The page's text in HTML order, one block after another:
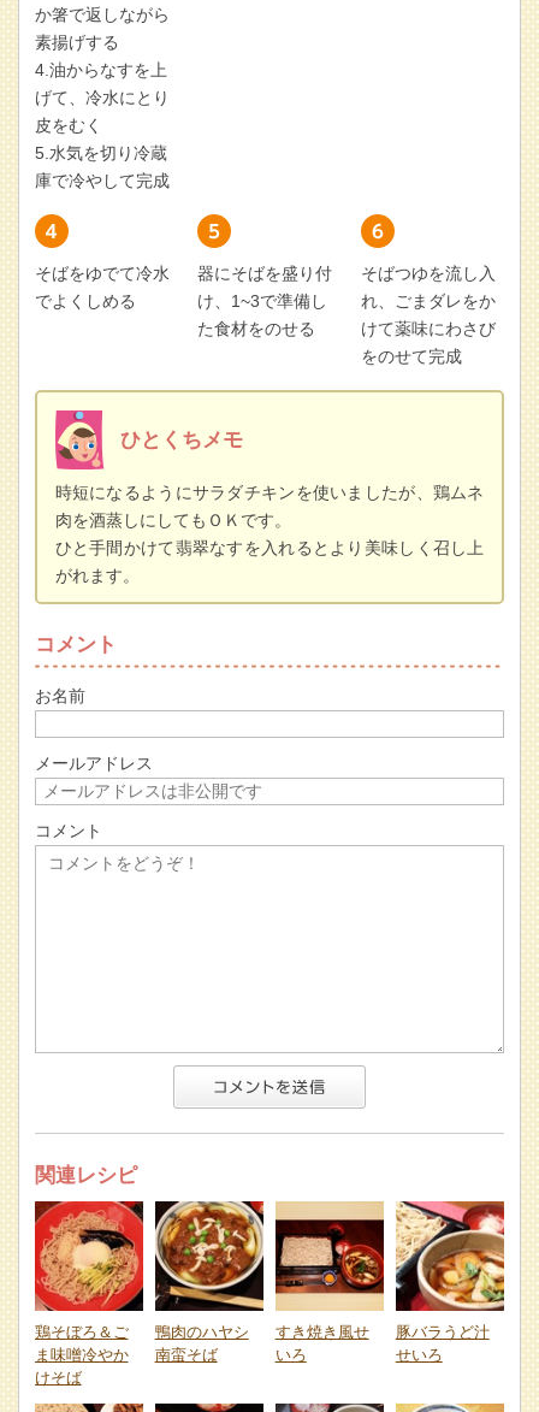
か箸で返しながら
素揚げする
4.油からなすを上
げて、冷水にとり
皮をむく
5.水気を切り冷蔵
庫で冷やして完成
そばをゆでて冷水
でよくしめる
器にそばを盛り付
け、1~3で準備し
た食材をのせる
そばつゆを流し入
れ、ごまダレをか
けて薬味にわさび
をのせて完成
ひとくちメモ
時短になるようにサラダチキンを使いましたが、鶏ムネ
肉を酒蒸しにしてもＯＫです。
ひと手間かけて翡翠なすを入れるとより美味しく召し上
がれます。
コメント
お名前
メールアドレス
コメント
関連レシピ
鶏そぼろ＆ご
ま味噌冷やか
けそば
鴨肉のハヤシ
南蛮そば
すき焼き風せ
いろ
豚バラうど汁
せいろ